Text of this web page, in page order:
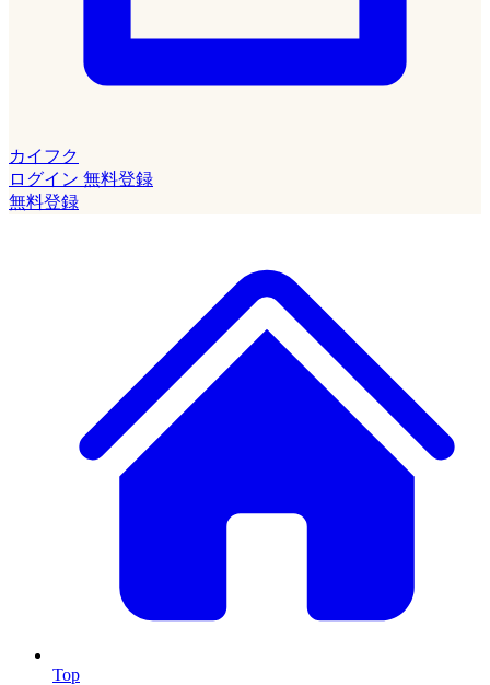
カイフク
ログイン 無料登録
無料登録
Top